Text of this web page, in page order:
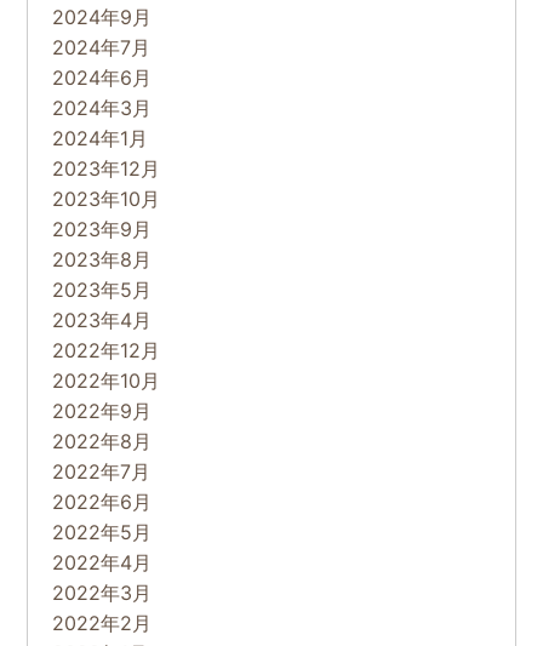
2024年9月
2024年7月
2024年6月
2024年3月
2024年1月
2023年12月
2023年10月
2023年9月
2023年8月
2023年5月
2023年4月
2022年12月
2022年10月
2022年9月
2022年8月
2022年7月
2022年6月
2022年5月
2022年4月
2022年3月
2022年2月